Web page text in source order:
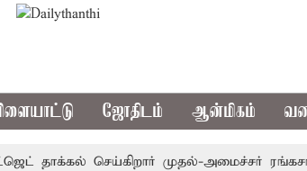
ஜோதிடம் ஆன்மிகம்
தாக்கல் செய்கிறார் முதல்-அமைச்சர் ரங்கசாமி